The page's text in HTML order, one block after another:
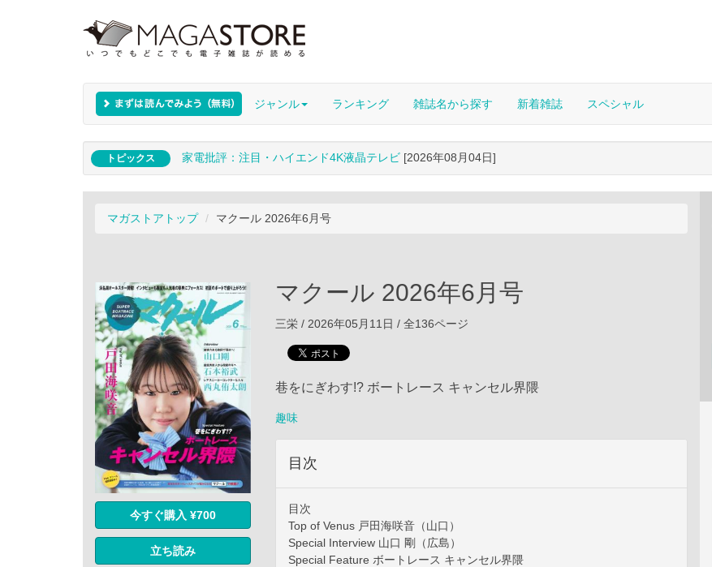
ジャンル ランキング 雑誌名から探す 新着雑誌 スペシャル
トピックス 家電批評：注目・ハイエンド4K液晶テレビ [2026年08月04日]
マガストアトップ マクール 2026年6月号
今すぐ購入 ¥700
立ち読み
マクール 2026年6月号
三栄 / 2026年05月11日 / 全136ページ
巷をにぎわす!? ボートレース キャンセル界隈
趣味
目次
目次
Top of Venus 戸田海咲音（山口）
Special Interview 山口 剛（広島）
Special Feature ボートレース キャンセル界隈